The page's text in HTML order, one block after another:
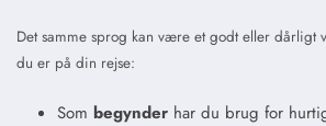
Det samme sprog kan være et godt eller
du er på din rejse:
Som begynderhar du brug for